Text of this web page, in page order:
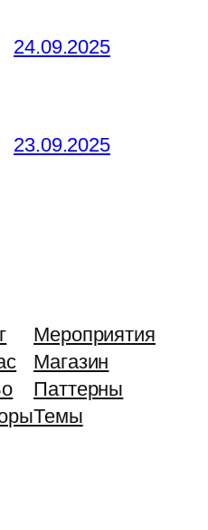
24.09.2025
23.09.2025
Мероприятия
Магазин
Паттерны
Темы